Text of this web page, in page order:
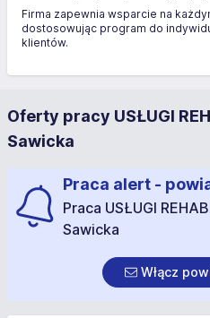
Firma zapewnia wsparcie na
dostosowując program do
klientów.
Oferty pracy USŁUGI
Sawicka
Praca alert -
Praca USŁUGI
Sawicka
Włącz